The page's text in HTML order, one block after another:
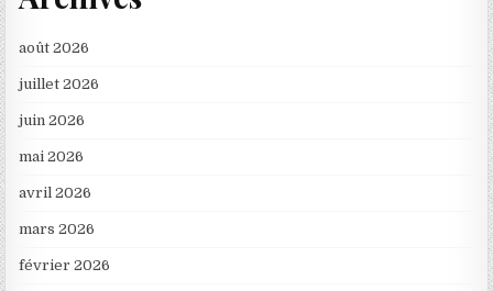
août 2026
juillet 2026
juin 2026
mai 2026
avril 2026
mars 2026
février 2026